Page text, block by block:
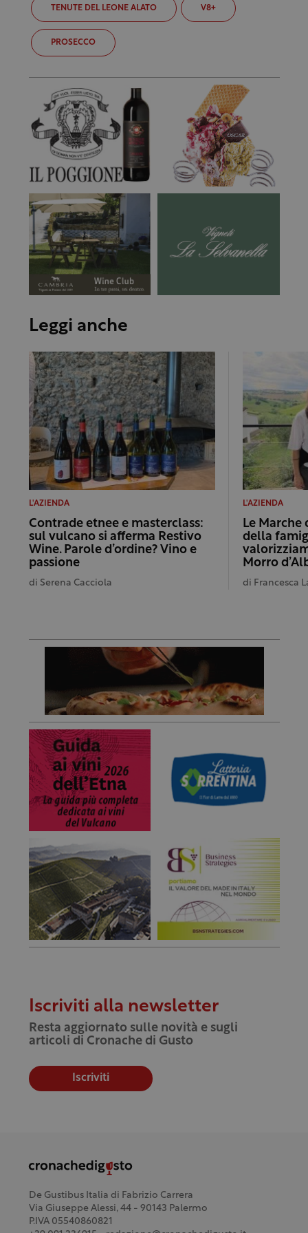
TENUTE DEL LEONE ALATO V8+
PROSECCO
Leggi anche
L'AZIENDA
Contrade etnee e masterclass:
sul vulcano si afferma Restivo
Wine. Parole d’ordine? Vino e
passione
di Serena Cacciola
L'AZIENDA
Le Marche
della
Morro
di Francesca
Iscriviti alla newsletter
Resta aggiornato sulle novità e sugli
articoli di Cronache di Gusto
Iscriviti
De Gustibus Italia di Fabrizio Carrera
Via Giuseppe Alessi, 44 - 90143 Palermo
P.IVA 05540860821